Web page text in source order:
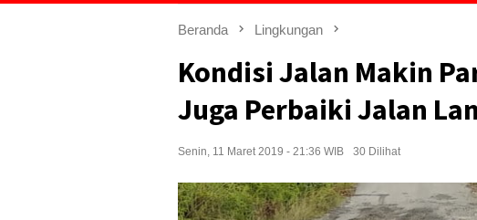
Beranda Lingkungan
Kondisi Jalan Makin
Juga Perbaiki Jalan
Senin, 11 Maret 2019 - 21:36 WIB 30 Dilihat